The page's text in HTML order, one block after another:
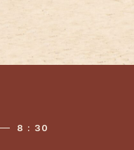
8 : 30